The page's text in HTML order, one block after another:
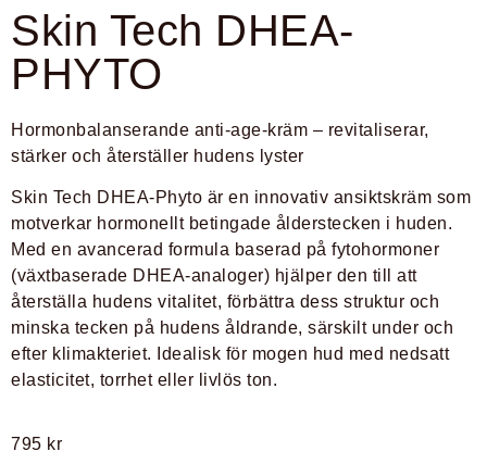
Skin Tech DHEA-
PHYTO
Hormonbalanserande anti-age-kräm – revitaliserar,
stärker och återställer hudens lyster
Skin Tech DHEA-Phyto är en innovativ ansiktskräm som
motverkar hormonellt betingade ålderstecken i huden.
Med en avancerad formula baserad på fytohormoner
(växtbaserade DHEA-analoger) hjälper den till att
återställa hudens vitalitet, förbättra dess struktur och
minska tecken på hudens åldrande, särskilt under och
efter klimakteriet. Idealisk för mogen hud med nedsatt
elasticitet, torrhet eller livlös ton.
795 kr